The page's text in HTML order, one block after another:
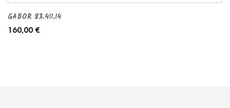
GABOR 83.411.14
160,00 €